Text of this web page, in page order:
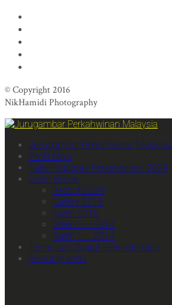
© Copyright 2016
NikHamidi Photography
Jurugambar Perkahwinan Malaysia
Profil Saya
Pakej Fotografi Perkahwinan 2024
Galeri Online
Best of 2019
Gallery 2016
Galeri 2015
Galeri 2 – 2014
Galeri 1 – 2014
Terma dan Syarat Perkhidmatan
Hubungi kami